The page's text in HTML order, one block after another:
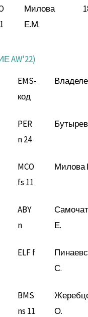
Милова
Е.М.
AW'22)
EMS-
код
PER
n 24
MCO
fs 11
Милова
ABY
n
Е.
ELF f
С.
BMS
ns 11
О.